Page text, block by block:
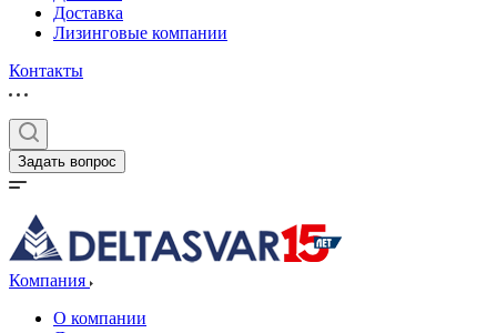
Доставка
Лизинговые компании
Контакты
Задать вопрос
Компания
О компании